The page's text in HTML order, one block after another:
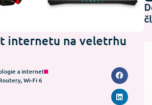
internetu na veletrhu
a internet
,Wi-Fi 6